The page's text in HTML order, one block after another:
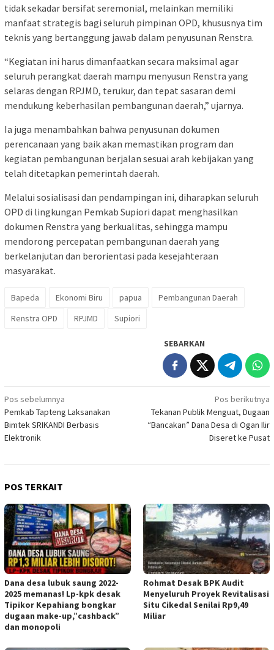
tidak sekadar bersifat seremonial, melainkan memiliki
manfaat strategis bagi seluruh pimpinan OPD, khususnya tim
teknis yang bertanggung jawab dalam penyusunan Renstra.
“Kegiatan ini harus dimanfaatkan secara maksimal agar
seluruh perangkat daerah mampu menyusun Renstra yang
selaras dengan RPJMD, terukur, dan tepat sasaran demi
mendukung keberhasilan pembangunan daerah,” ujarnya.
Ia juga menambahkan bahwa penyusunan dokumen
perencanaan yang baik akan memastikan program dan
kegiatan pembangunan berjalan sesuai arah kebijakan yang
telah ditetapkan pemerintah daerah.
Melalui sosialisasi dan pendampingan ini, diharapkan seluruh
OPD di lingkungan Pemkab Supiori dapat menghasilkan
dokumen Renstra yang berkualitas, sehingga mampu
mendorong percepatan pembangunan daerah yang
berkelanjutan dan berorientasi pada kesejahteraan
masyarakat.
Bapeda Ekonomi Biru papua
Pembangunan Daerah
Renstra OPD
RPJMD Supiori
SEBARKAN
Navigasi
pos
Pos sebelumnya
Pemkab Tapteng Laksanakan
Bimtek SRIKANDI Berbasis
Elektronik
Pos berikutnya
Tekanan Publik Menguat, Dugaan
“Bancakan” Dana Desa di Ogan Ilir
Diseret ke Pusat
POS TERKAIT
Dana desa lubuk saung 2022-
2025 memanas! Lp-kpk desak
Tipikor Kepahiang bongkar
dugaan make-up,”cashback”
dan monopoli
Rohmat Desak BPK Audit
Menyeluruh Proyek Revitalisasi
Situ Cikedal Senilai Rp9,49
Miliar